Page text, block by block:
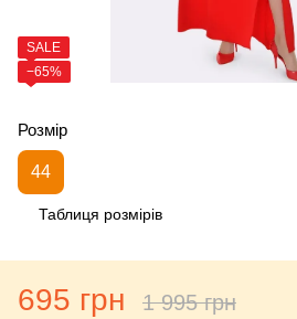
SALE
−65%
Розмір
44
Таблиця розмірів
695 грн 1 995 грн